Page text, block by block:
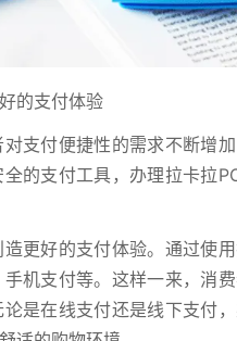
的支付体验
支付便捷性的需求不断增
的支付工具，办理拉卡拉
更好的支付体验。通过使
机支付等。这样一来，消
是在线支付还是线下支付